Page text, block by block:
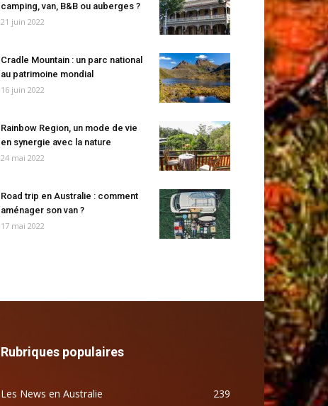
camping, van, B&B ou auberges ?
21 juin 2022
Cradle Mountain : un parc national
au patrimoine mondial
16 juin 2022
Rainbow Region, un mode de vie
en synergie avec la nature
24 mai 2022
Road trip en Australie : comment
aménager son van ?
17 mai 2022
Rubriques populaires
Les News en Australie
239